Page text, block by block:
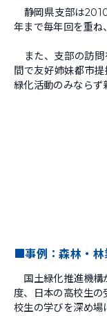
静岡県支部は
年まで毎年回を重ね
また、支部の訪問
間で友好姉妹都市
緑化活動のみならず
■事例：森林・林
国土緑化推進機構
度、日本の高校生
校生の学びを深め場